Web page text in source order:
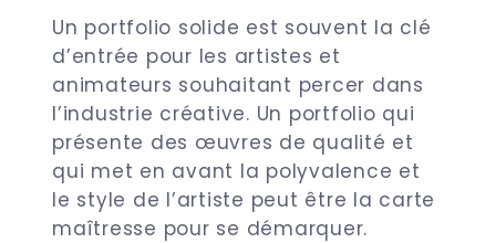
Un portfolio solide est souvent la clé
d’entrée pour les artistes et
animateurs souhaitant percer dans
l’industrie créative. Un portfolio qui
présente des œuvres de qualité et
qui met en avant la polyvalence et
le style de l’artiste peut être la carte
maîtresse pour se démarquer.